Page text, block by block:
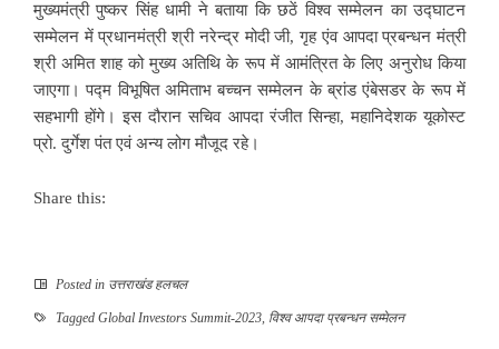
मुख्यमंत्री पुष्कर सिंह धामी ने बताया कि छठें विश्व सम्मेलन का उद्घाटन
सम्मेलन में प्रधानमंत्री श्री नरेन्द्र मोदी जी, गृह एंव आपदा प्रबन्धन मंत्री
श्री अमित शाह को मुख्य अतिथि के रूप में आमंत्रित के लिए अनुरोध किया
जाएगा। पद्म विभूषित अमिताभ बच्चन सम्मेलन के ब्रांड एंबेसडर के रूप में
सहभागी होंगे। इस दौरान सचिव आपदा रंजीत सिन्हा, महानिदेशक यूकोस्ट
प्रो. दुर्गेश पंत एवं अन्य लोग मौजूद रहे।
Share this:
Posted in उत्तराखंड हलचल
Tagged Global Investors Summit-2023, विश्व आपदा प्रबन्धन सम्मेलन